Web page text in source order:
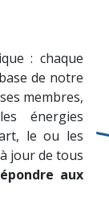
: chaque
de notre
membres,
énergies
le ou les
jour de tous
aux